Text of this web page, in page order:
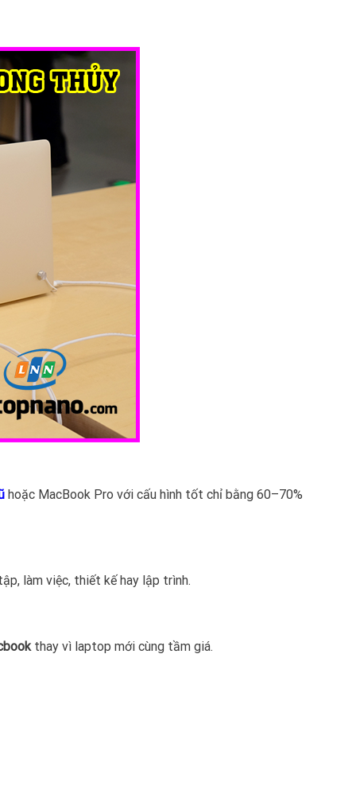
hoặc MacBook Pro với cấu hình tốt chỉ bằng 60–70%
làm việc, thiết kế hay lập trình.
thay vì laptop mới cùng tầm giá.